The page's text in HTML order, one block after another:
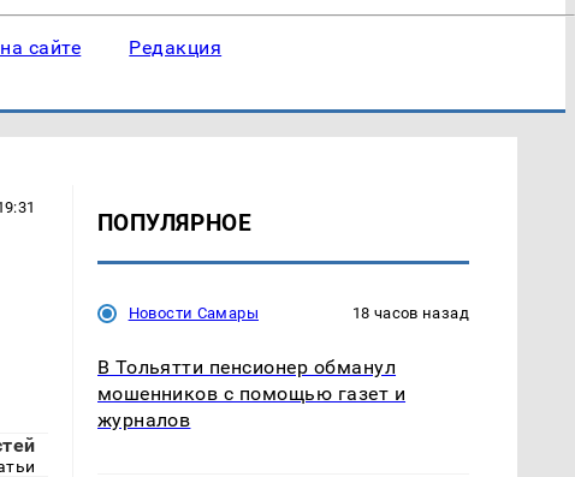
сайте Редакция
ПОПУЛЯРНОЕ
Новости Самары 18 часов назад
В Тольятти пенсионер обманул
мошенников с помощью газет и
журналов